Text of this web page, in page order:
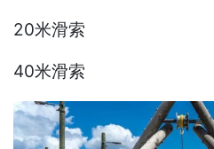
20米滑索
40米滑索